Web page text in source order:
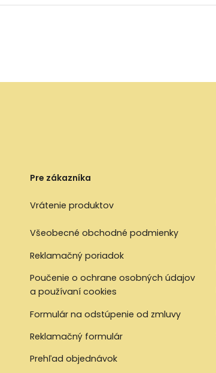
Pre zákazníka
Vrátenie produktov
Všeobecné obchodné podmienky
Reklamačný poriadok
Poučenie o ochrane osobných údajov
a používaní cookies
Formulár na odstúpenie od zmluvy
Reklamačný formulár
Prehľad objednávok